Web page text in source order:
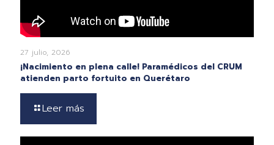
27 julio, 2026
¡Nacimiento en plena calle! Paramédicos del CRUM
atienden parto fortuito en Querétaro
Leer más